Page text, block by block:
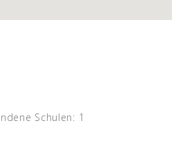
Schulen: 1